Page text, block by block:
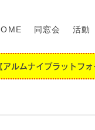
同窓会 活動
アルムナイプラットフ